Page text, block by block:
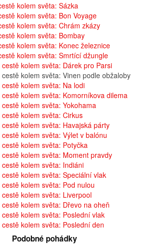
kolem světa: Sázka
kolem světa: Bon Voyage
kolem světa: Chrám zkázy
kolem světa: Bombay
kolem světa: Konec železnice
kolem světa: Smrtící džungle
kolem světa: Dárek pro Parsi
kolem světa: Vinen podle obžaloby
kolem světa: Na lodi
kolem světa: Komorníkova dilema
kolem světa: Yokohama
kolem světa: Cirkus
kolem světa: Havajská párty
kolem světa: Výlet v balónu
kolem světa: Potyčka
kolem světa: Moment pravdy
kolem světa: Indiáni
kolem světa: Speciální vlak
kolem světa: Pod nulou
kolem světa: Liverpool
kolem světa: Dřevo na oheň
kolem světa: Poslední vlak
kolem světa: Poslední den
Podobné pohádky